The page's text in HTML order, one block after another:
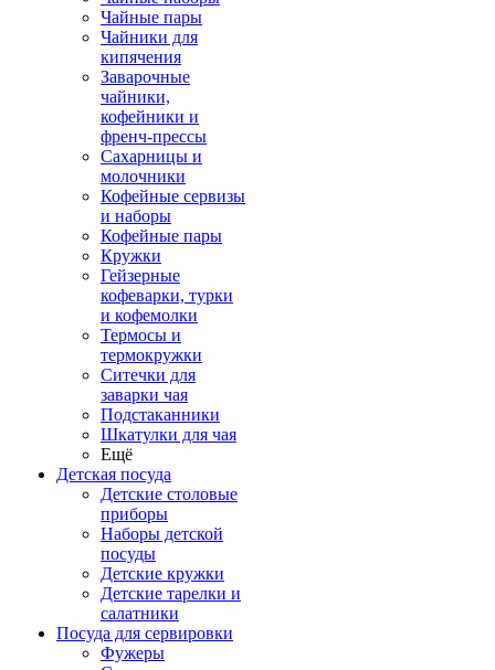
Чайные пары
Чайники для
кипячения
Заварочные
чайники,
кофейники и
френч-прессы
Сахарницы и
молочники
Кофейные сервизы
и наборы
Кофейные пары
Кружки
Гейзерные
кофеварки, турки
и кофемолки
Термосы и
термокружки
Ситечки для
заварки чая
Подстаканники
Шкатулки для чая
Ещё
Детская посуда
Детские столовые
приборы
Наборы детской
посуды
Детские кружки
Детские тарелки и
салатники
Посуда для сервировки
Фужеры